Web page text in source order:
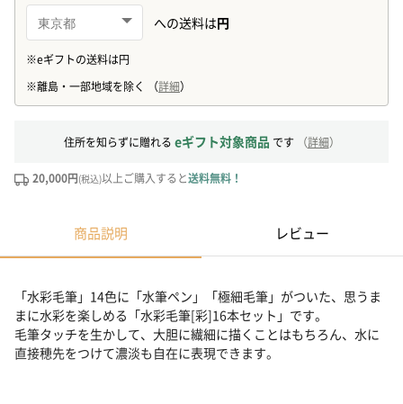
住所を知らずに贈れる eギフト対象商品 です （詳細）
20,000円(税込)以上ご購入すると送料無料！
商品説明 レビュー
「水彩毛筆」14色に「水筆ペン」「極細毛筆」がついた、思うま
まに水彩を楽しめる「水彩毛筆[彩]16本セット」です。
毛筆タッチを生かして、大胆に繊細に描くことはもちろん、水に
直接穂先をつけて濃淡も自在に表現できます。